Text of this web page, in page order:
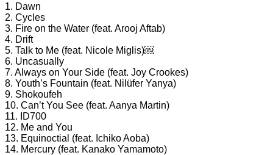
1. Dawn
2. Cycles
3. Fire on the Water (feat. Arooj Aftab)
4. Drift
5. Talk to Me (feat. Nicole Miglis)￼
6. Uncasually
7. Always on Your Side (feat. Joy Crookes)
8. Youth’s Fountain (feat. Nilüfer Yanya)
9. Shokoufeh
10. Can’t You See (feat. Aanya Martin)
11. ID700
12. Me and You
13. Equinoctial (feat. Ichiko Aoba)
14. Mercury (feat. Kanako Yamamoto)